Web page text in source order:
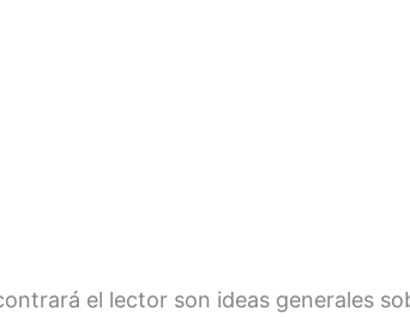
el lector son ideas generales